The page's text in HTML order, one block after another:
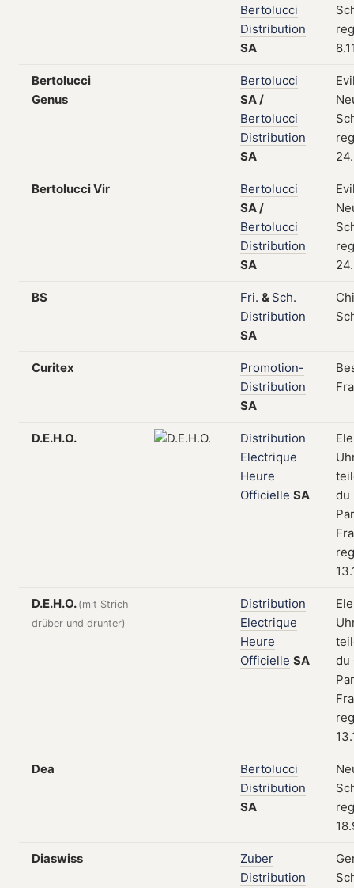
Bertolucci
Distribution
SA
Bertolucci
Genus
Bertolucci
SA/
Bertolucci
Distribution
SA
Bertolucci Vir
Bertolucci
SA/
Bertolucci
Distribution
SA
BS Fri. & Sch.
Distribution
SA
Curitex
Promotion-
Distribution
SA
D.E.H.O.
Distribution
Electrique
Heure
Officielle SA
du
D.E.H.O. (mit Strich
drüber und drunter)
Distribution
Electrique
Heure
Officielle SA
du
Dea
Bertolucci
Distribution
SA
Diaswiss
Zuber
Distribution